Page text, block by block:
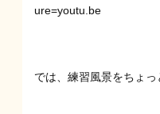
ure=youtu.be
では、練習風景をちょっ